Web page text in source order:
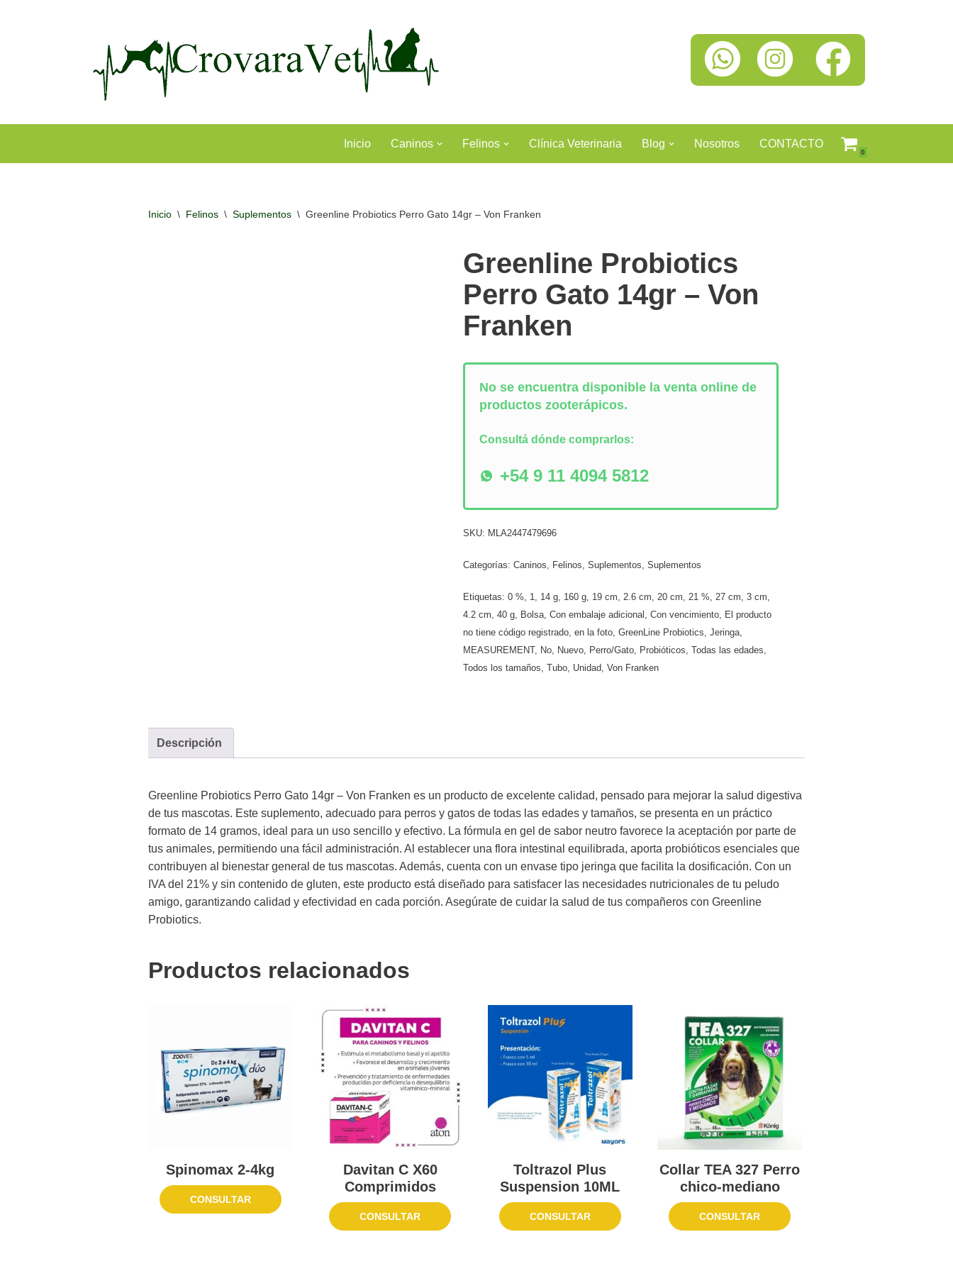
Inicio Caninos Felinos Clínica Veterinaria Blog Nosotros CONTACTO
0
Inicio \ Felinos \ Suplementos \ Greenline Probiotics Perro Gato 14gr – Von Franken
Greenline Probiotics
Perro Gato 14gr – Von
Franken
No se encuentra disponible la venta online de
productos zooterápicos.
Consultá dónde comprarlos:
+54 9 11 4094 5812
SKU: MLA2447479696
Categorías:Caninos, Felinos,Suplementos,Suplementos
Etiquetas:0 %, 1, 14 g, 160 g, 19 cm,2.6 cm,20 cm,21 %,27 cm,3 cm,
4.2 cm,40 g, Bolsa,Con embalaje adicional ,Con vencimiento, El producto
no tiene código registrado,en la foto,GreenLine Probiotics,Jeringa,
MEASUREMENT, No, Nuevo, Perro/Gato, Probióticos,Todas las edades,
Todos los tamaños,Tubo, Unidad,Von Franken
Descripción
Greenline Probiotics Perro Gato 14gr – Von Franken es un producto de excelente calidad, pensado para mejorar la salud digestiva
de tus mascotas. Este suplemento, adecuado para perros y gatos de todas las edades y tamaños, se presenta en un práctico
formato de 14 gramos, ideal para un uso sencillo y efectivo. La fórmula en gel de sabor neutro favorece la aceptación por parte de
tus animales, permitiendo una fácil administración. Al establecer una flora intestinal equilibrada, aporta probióticos esenciales que
contribuyen al bienestar general de tus mascotas. Además, cuenta con un envase tipo jeringa que facilita la dosificación. Con un
IVA del 21% y sin contenido de gluten, este producto está diseñado para satisfacer las necesidades nutricionales de tu peludo
amigo, garantizando calidad y efectividad en cada porción. Asegúrate de cuidar la salud de tus compañeros con Greenline
Probiotics.
Productos relacionados
Spinomax 2-4kg
CONSULTAR
Davitan C X60
Comprimidos
CONSULTAR
Toltrazol Plus
Suspension 10ML
CONSULTAR
Collar TEA 327 Perro
chico-mediano
CONSULTAR